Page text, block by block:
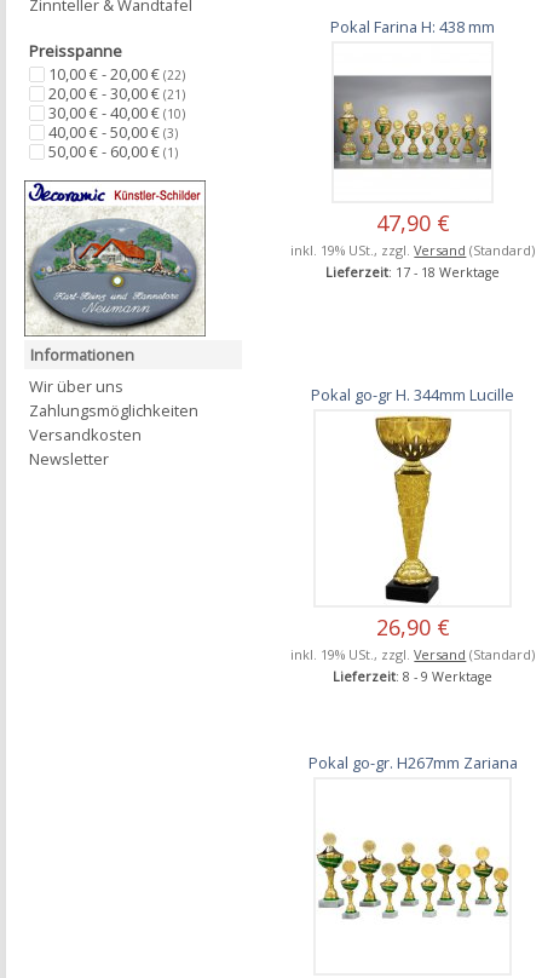
Pokal Farina H: 438 mm
47,90 €
inkl. 19% USt., zzgl.Versand (Standard)
Lieferzeit: 17 - 18 Werktage
Pokal go-gr H. 344mm Lucille
26,90 €
inkl. 19% USt., zzgl.Versand (Standard)
Lieferzeit: 8 - 9 Werktage
Pokal go-gr. H267mm Zariana
Zinnteller & Wandtafel
Preisspanne
10,00 € - 20,00 € (22)
20,00 € - 30,00 € (21)
30,00 € - 40,00 € (10)
40,00 € - 50,00 € (3)
50,00 € - 60,00 € (1)
Informationen
Wir über uns
Zahlungsmöglichkeiten
Versandkosten
Newsletter